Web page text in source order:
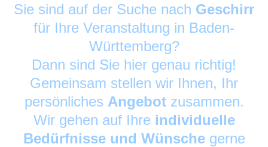
Sie sind auf der Suche nach Geschirr
für Ihre Veranstaltung in Baden-
Württemberg?
Dann sind Sie hier genau richtig!
Gemeinsam stellen wir Ihnen, Ihr
persönliches Angebot zusammen.
Wir gehen auf Ihre individuelle
Bedürfnisse und Wünschegerne